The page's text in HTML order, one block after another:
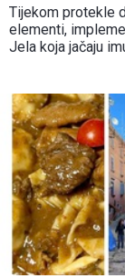
Tijekom protekle
elementi,
Jela koja jačaju
lokalnim